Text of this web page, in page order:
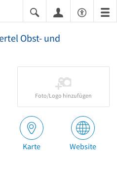
Obst- und
Foto/Logo hinzufügen
Karte Website